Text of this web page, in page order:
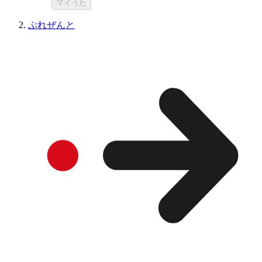
マイうた
ぷれぜんと